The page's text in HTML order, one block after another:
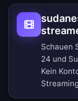
Schauen
24 und
Kein